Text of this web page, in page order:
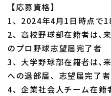
【応募資格】
1、2024年4月1日時点で
2、高校野球部在籍者は､
のプロ野球志望届完了者
3、大学野球部在籍者は､
への退部届、志望届完了者
4、企業社会人チーム在